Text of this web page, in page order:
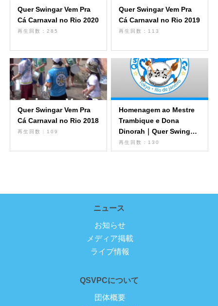
Quer Swingar Vem Pra
Cá Carnaval no Rio 2020
再生回数：285
Quer Swingar Vem Pra
Cá Carnaval no Rio 2019
再生回数：113
Quer Swingar Vem Pra
Cá Carnaval no Rio 2018
再生回数：109
Homenagem ao Mestre
Trambique e Dona
Dinorah｜Quer Swingar
Vem Pra Cá
再生回数：130
ニュース
お知らせ
メディア掲載
ライブ情報
QSVPCについて
団体概要